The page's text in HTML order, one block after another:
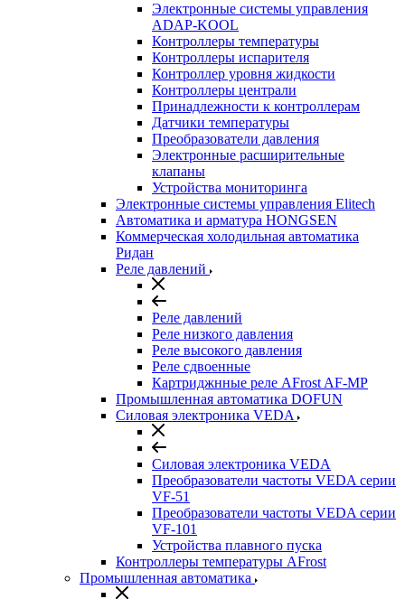
Электронные системы управления
ADAP-KOOL
Контроллеры температуры
Контроллеры испарителя
Контроллер уровня жидкости
Контроллеры централи
Принадлежности к контроллерам
Датчики температуры
Преобразователи давления
Электронные расширительные
клапаны
Устройства мониторинга
Электронные системы управления Elitech
Автоматика и арматура HONGSEN
Коммерческая холодильная автоматика
Ридан
Реле давлений
Реле давлений
Реле низкого давления
Реле высокого давления
Реле сдвоенные
Картриджнные реле AFrost AF-MP
Промышленная автоматика DOFUN
Силовая электроника VEDA
Силовая электроника VEDA
Преобразователи частоты VEDA серии
VF-51
Преобразователи частоты VEDA серии
VF-101
Устройства плавного пуска
Контроллеры температуры AFrost
Промышленная автоматика